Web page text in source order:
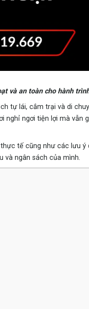
và an toàn cho hành
tự lái, cắm trại và di
nghỉ ngơi tiện lợi mà vẫn
tế cũng như các lưu ý
và ngân sách của mình.